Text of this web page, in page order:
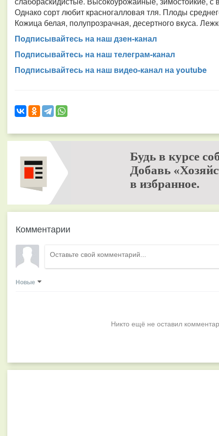
Однако сорт любит красногалловая тля. Плоды
Кожица белая, полупрозрачная, десертного вкуса.
Подписывайтесь на наш дзен-канал
Подписывайтесь на наш телеграм-канал
Подписывайтесь на наш видео-канал на youtube
Будь в курсе
Добавь
в избранное.
Комментарии
Новые
Никто ещё не оставил